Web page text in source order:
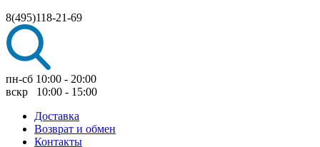
8(495)118-21-69
пн-сб 10:00 - 20:00
вскр 10:00 - 15:00
Доставка
Возврат и обмен
Контакты